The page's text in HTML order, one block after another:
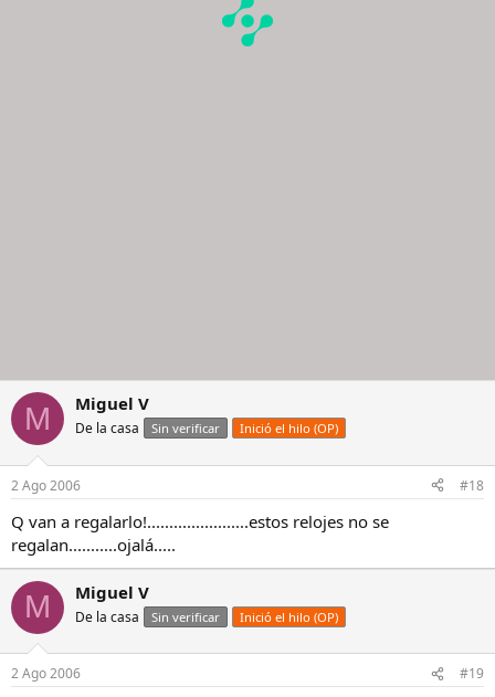
M Miguel V
De la casa Sin verificar Inició el hilo (OP)
2 Ago 2006 #18
Q van a regalarlo!.......................estos relojes no se
regalan...........ojalá.....
M Miguel V
De la casa Sin verificar Inició el hilo (OP)
2 Ago 2006 #19